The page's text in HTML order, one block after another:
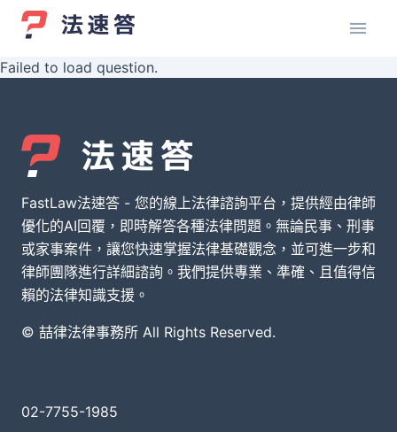
Failed to load question.
FastLaw法速答 - 您的線上法律諮詢平台，提供經由律師
優化的AI回覆，即時解答各種法律問題。無論民事、刑事
或家事案件，讓您快速掌握法律基礎觀念，並可進一步和
律師團隊進行詳細諮詢。我們提供專業、準確、且值得信
賴的法律知識支援。
© 喆律法律事務所 All Rights Reserved.
02-7755-1985